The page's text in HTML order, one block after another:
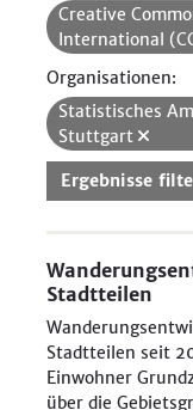
Creative
International
Organisationen:
Statistisches
Stuttgart
Ergebnisse
Stadtteilen
Stadtteilen seit
Einwohner
über die